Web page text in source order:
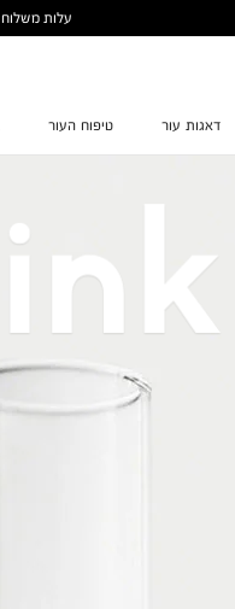
עלות משלוח 30 ₪ משלוח חינם ברכישה ב-249 ₪ ומעלה | עד 14 ימי עסקים
דאגות עור טיפוח העור